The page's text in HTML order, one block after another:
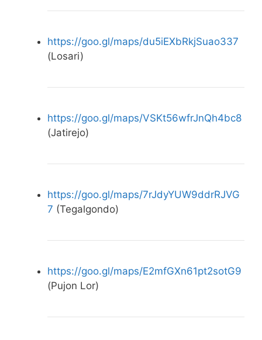
https://goo.gl/maps/du5iEXbRkjSuao337
(Losari)
https://goo.gl/maps/VSKt56wfrJnQh4bc8
(Jatirejo)
https://goo.gl/maps/7rJdyYUW9ddrRJVG
7 (Tegalgondo)
https://goo.gl/maps/E2mfGXn61pt2sotG9
(Pujon Lor)